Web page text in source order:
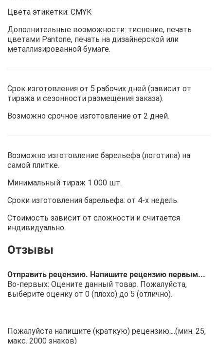
Цвета этикетки: CMYK
Дополнительные возможности: тиснение, печать
цветами Pantone, печать на дизайнерской или
металлизированной бумаге.
Срок изготовления от 5 рабочих дней (зависит от
тиража и сезонности размещения заказа).
Возможно срочное изготовление от 2 дней.
Возможно изготовление барельефа (логотипа) на
самой плитке.
Минимальный тираж 1 000 шт.
Сроки изготовления барельефа: от 4-х недель.
Стоимость зависит от сложности и считается
индивидуально.
Отправить рецензию. Напишите рецензию первым...
Во-первых: Оцените данный товар. Пожалуйста,
выберите оценку от 0 (плохо) до 5 (отлично).
Пожалуйста напишите (краткую) рецензию....(мин. 25,
макс. 2000 знаков)